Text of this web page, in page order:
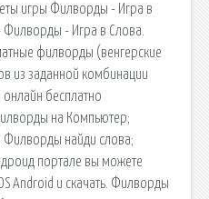
игры Филворды - Игра в
- Игра в Слова.
филворды (венгерские
из заданной комбинации
бесплатно
на Компьютер;
Филворды найди слова;
портале вы можете
Android и скачать. Филворды